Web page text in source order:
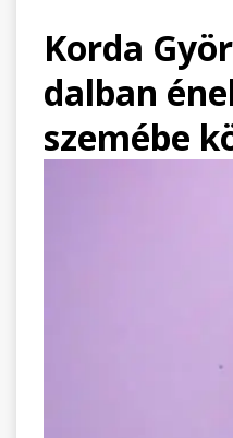
Korda
dalban
szemébe